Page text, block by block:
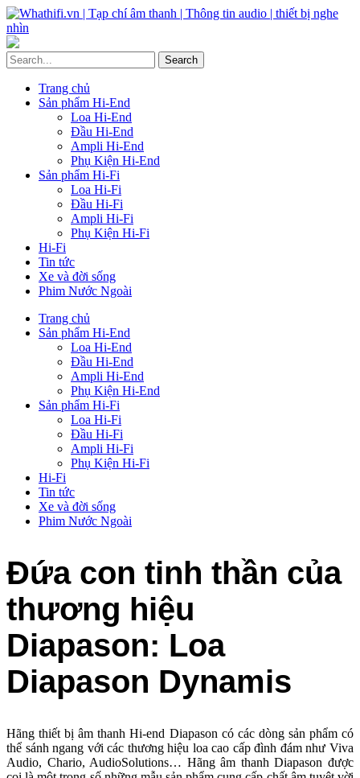
Trang chủ
Sản phẩm Hi-End
Loa Hi-End
Đầu Hi-End
Ampli Hi-End
Phụ Kiện Hi-End
Sản phẩm Hi-Fi
Loa Hi-Fi
Đầu Hi-Fi
Ampli Hi-Fi
Phụ Kiện Hi-Fi
Hi-Fi
Tin tức
Xe và đời sống
Phim Nước Ngoài
Trang chủ
Sản phẩm Hi-End
Loa Hi-End
Đầu Hi-End
Ampli Hi-End
Phụ Kiện Hi-End
Sản phẩm Hi-Fi
Loa Hi-Fi
Đầu Hi-Fi
Ampli Hi-Fi
Phụ Kiện Hi-Fi
Hi-Fi
Tin tức
Xe và đời sống
Phim Nước Ngoài
Đứa con tinh thần của
thương hiệu
Diapason: Loa
Diapason Dynamis
Hãng thiết bị âm thanh Hi-end Diapason có các dòng sản phẩm có
thể sánh ngang với các thương hiệu loa cao cấp đình đám như Viva
Audio, Chario, AudioSolutions… Hãng âm thanh Diapason được